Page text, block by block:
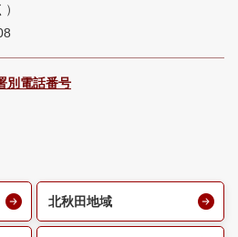
別電話番号
北秋田地域